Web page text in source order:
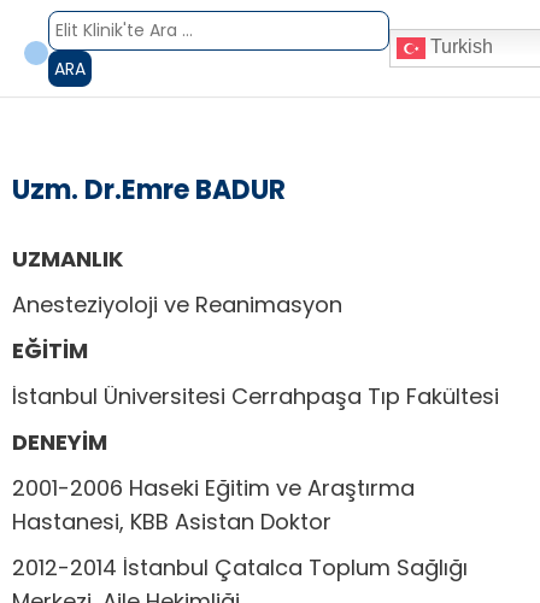
ARA
Turkish
Uzm. Dr.Emre BADUR
UZMANLIK
Anesteziyoloji ve Reanimasyon
EĞİTİM
İstanbul Üniversitesi Cerrahpaşa Tıp Fakültesi
DENEYİM
2001-2006 Haseki Eğitim ve Araştırma
Hastanesi, KBB Asistan Doktor
2012-2014 İstanbul Çatalca Toplum Sağlığı